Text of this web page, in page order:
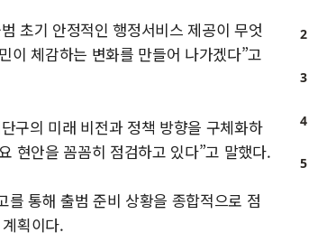
초기 안정적인 행정서비스 제공이 무엇
이 체감하는 변화를 만들어 나가겠다”고
구의 미래 비전과 정책 방향을 구체화하
현안을 꼼꼼히 점검하고 있다”고 말했다.
통해 출범 준비 상황을 종합적으로 점
획이다.
2
3
4
5